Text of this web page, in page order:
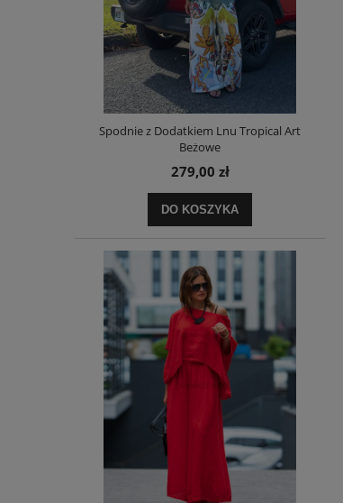
Spodnie z Dodatkiem Lnu Tropical Art
Beżowe
279,00 zł
DO KOSZYKA